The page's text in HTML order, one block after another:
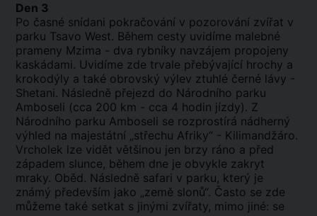
Den 3
Po časné snídani pokračování v pozorování zvířat v
parku Tsavo West. Během cesty uvidíme malebné
prameny Mzima - dva rybníky navzájem propojeny
kaskádami. Uvidíme zde trvale přebývající hrochy a
krokodýly a také obrovský výlev ztuhlé černé lávy -
Shetani. Následně přejezd do Národního parku
Amboseli (cca 200 km - cca 4 hodin jízdy). Z
Národního parku Amboseli se rozprostírá nádherný
výhled na majestátní „střechu Afriky“ - Kilimandžáro.
Vrcholek lze vidět většinou jen brzy ráno a před
západem slunce, během dne je obvykle zakryt
mraky. Oběd. Následně safari v parku, který je
známý především jako „země slonů“. Často se zde
můžeme také setkat s jinými zvířaty, mimo jiné: se